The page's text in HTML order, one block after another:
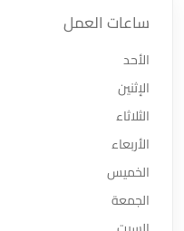
ساعات العمل
الأحد
الإثنين
الثلاثاء
الأربعاء
الخميس
الجمعة